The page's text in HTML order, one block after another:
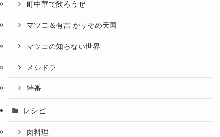
町中華で飲ろうぜ
マツコ＆有吉 かりそめ天国
マツコの知らない世界
メシドラ
特番
レシピ
肉料理